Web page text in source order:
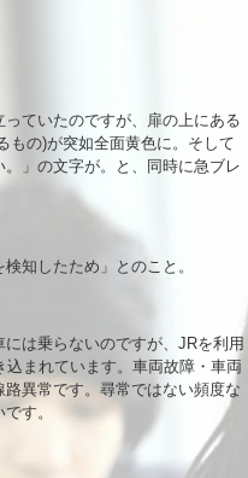
ていたのですが、扉の上にある
もの)が突如全面黄色に。そして
」の文字が。と、同時に急ブレ
知したため」とのこと。
は乗らないのですが、JRを利用
込まれています。車両故障・車両
異常です。尋常ではない頻度な
す。